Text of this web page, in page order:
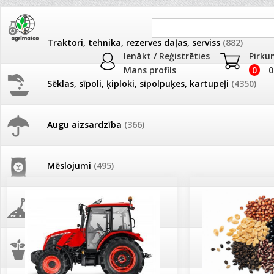
Ienākt / Reģistrēties
Mans profils
0
Traktori, tehnika, rezerves daļas, serviss (882)
Sēklas, sīpoli, ķiploki, sīpolpuķes, kartupeļi (4350)
Augu aizsardzība (366)
Mēslojumi (495)
Augsne, kūdra, mulča
Podi un kasetes(646)
JAUNUMI
Pašlasīšanas vietu katalogs
26.05. Vebinārs - Kā ierobežot
gliemežus piemājas dārzā un
Darba laiks Līgo svētkos
Ūdens piemērotības noteikšana
AKCIJAS
frēze + mulčieris +
AKCIJAS komplekts -
frontālais iekrāvējs
mulčieris + piekabe
AKCIJAS komplekts -
frēze + mulčieris